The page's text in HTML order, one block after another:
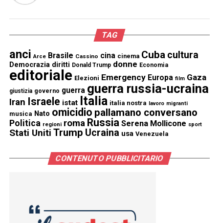
TAG
anci Arce Brasile Cassino cina cinema Cuba cultura
Democrazia diritti Donald Trump donne Economia
editoriale Elezioni Emergency Europa film Gaza
giustizia governo guerra guerra russia-ucraina
Iran Israele istat Italia italia nostra lavoro migranti
musica Nato omicidio pallamano conversano
Politica regioni roma Russia Serena Mollicone sport
Stati Uniti Trump Ucraina usa Venezuela
CONTENUTO PUBBLICITARIO